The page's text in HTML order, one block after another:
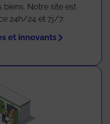
Notre site est
24h/24 et 7j/7.
et innovants